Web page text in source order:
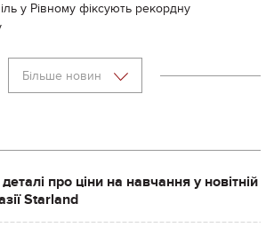
у Рівному фіксують рекордну
Більше новин
про ціни на навчання у новітній
Starland